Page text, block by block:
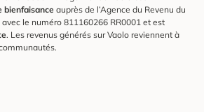
bienfaisance auprès de l’Agence du Revenu du
le numéro 811160266 RR0001 et est
. Les revenus générés sur Vaolo reviennent à